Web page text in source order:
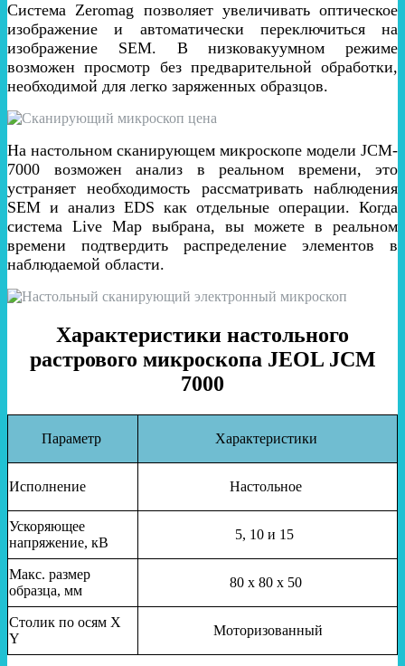
Система Zeromag позволяет увеличивать оптическое
изображение и автоматически переключиться на
изображение SEM. В низковакуумном режиме
возможен просмотр без предварительной обработки,
необходимой для легко заряженных образцов.
На настольном сканирующем микроскопе модели JCM-
7000 возможен анализ в реальном времени, это
устраняет необходимость рассматривать наблюдения
SEM и анализ EDS как отдельные операции. Когда
система Live Map выбрана, вы можете в реальном
времени подтвердить распределение элементов в
наблюдаемой области.
Характеристики настольного
растрового микроскопа JEOL JCM
7000
Параметр Характеристики
Исполнение Настольное
Ускоряющее
напряжение, кВ
5, 10 и 15
Макс. размер
образца, мм
80 х 80 х 50
Столик по осям X
Y
Моторизованный